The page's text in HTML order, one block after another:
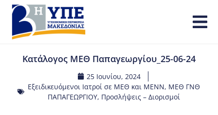
Κατάλογος ΜΕΘ Παπαγεωργίου_25-06-24
25 Ιουνίου, 2024
Εξειδικευόμενοι Ιατροί σε ΜΕΘ και ΜΕΝΝ, ΜΕΘ ΓΝΘ
ΠΑΠΑΓΕΩΡΓΙΟΥ, Προσλήψεις – Διορισμοί